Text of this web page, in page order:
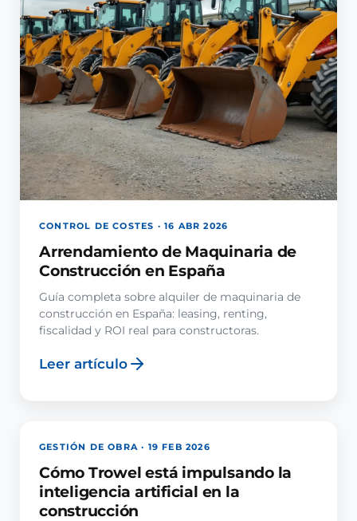
CONTROL DE COSTES · 16 ABR 2026
Arrendamiento de Maquinaria de
Construcción en España
Guía completa sobre alquiler de maquinaria de
construcción en España: leasing, renting,
fiscalidad y ROI real para constructoras.
Leer artículo
GESTIÓN DE OBRA · 19 FEB 2026
Cómo Trowel está impulsando la
inteligencia artificial en la
construcción